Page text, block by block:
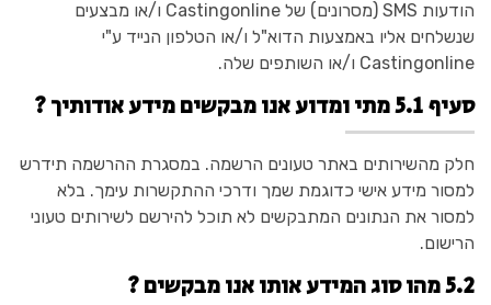
הודעות SMS (מסרונים) של Castingonline ו/או מבצעים
שנשלחים אליו באמצעות הדוא"ל ו/או הטלפון הנייד ע"י
Castingonline ו/או השותפים שלה.
סעיף 5.1 מתי ומדוע אנו מבקשים מידע אודותיך ?
חלק מהשירותים באתר טעונים הרשמה. במסגרת ההרשמה תידרש
למסור מידע אישי כדוגמת שמך ודרכי ההתקשרות עימך. בלא
למסור את הנתונים המתבקשים לא תוכל להירשם לשירותים טעוני
הרישום.
5.2 מהו סוג המידע אותו אנו מבקשים ?